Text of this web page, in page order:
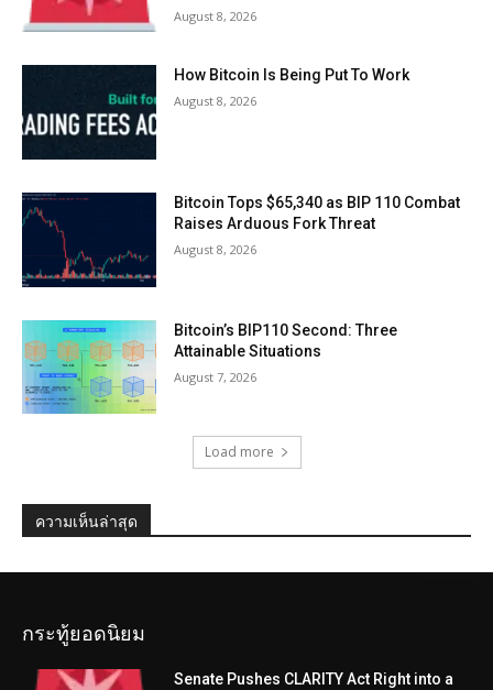
August 8, 2026
How Bitcoin Is Being Put To Work
August 8, 2026
Bitcoin Tops $65,340 as BIP 110 Combat
Raises Arduous Fork Threat
August 8, 2026
Bitcoin’s BIP110 Second: Three
Attainable Situations
August 7, 2026
Load more
ความเห็นล่าสุด
กระทู้ยอดนิยม
Senate Pushes CLARITY Act Right into a